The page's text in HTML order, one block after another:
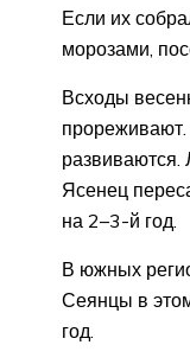
Если их
морозами,
Всходы
развиваются.
Ясенец
на 2–3-й год.
В южных
Сеянцы в
год.